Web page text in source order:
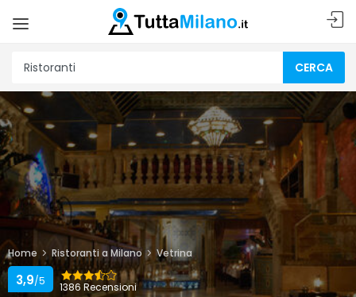
CERCA
Home Ristoranti a Milano Vetrina
1386 Recensioni
3,9/5